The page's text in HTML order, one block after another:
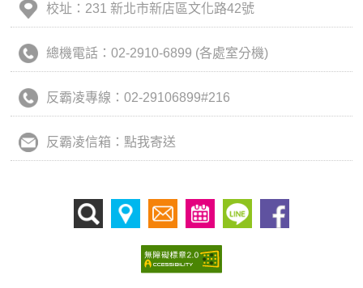
校址：231 新北市新店區文化路42號
總機電話：02-2910-6899 (各處室分機)
反霸凌專線：02-29106899#216
反霸凌信箱：點我寄送